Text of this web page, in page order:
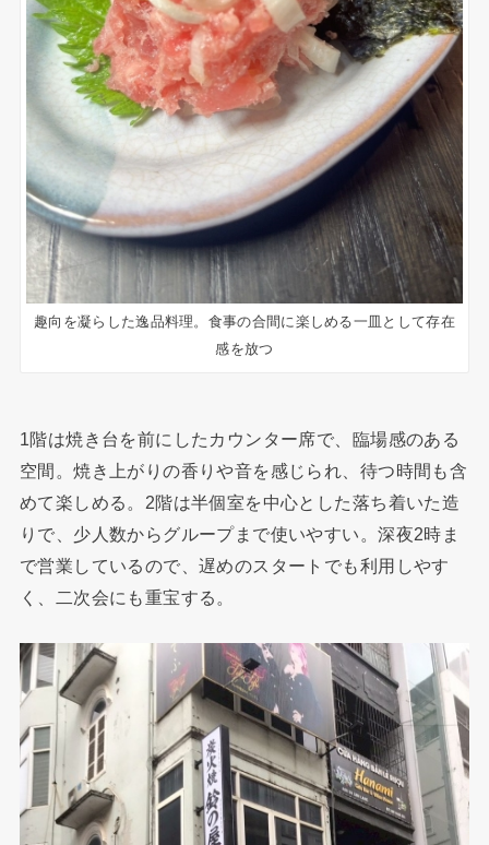
趣向を凝らした逸品料理。食事の合間に楽しめる一皿として存在
感を放つ
1階は焼き台を前にしたカウンター席で、臨場感のある
空間。焼き上がりの香りや音を感じられ、待つ時間も含
めて楽しめる。2階は半個室を中心とした落ち着いた造
りで、少人数からグループまで使いやすい。深夜2時ま
で営業しているので、遅めのスタートでも利用しやす
く、二次会にも重宝する。